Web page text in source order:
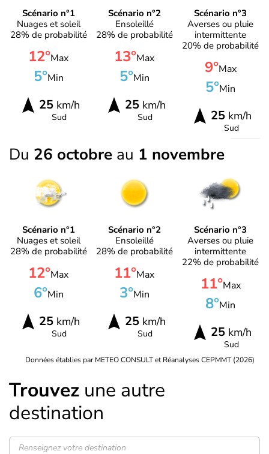
Scénario n°1
Nuages et soleil
28% de probabilité
12°Max
5°Min
25km/h
Sud
Scénario n°2
Ensoleillé
28% de probabilité
13°Max
5°Min
25km/h
Sud
Scénario n°3
Averses ou pluie
intermittente
20% de probabilité
9°Max
5°Min
25 km/h
Sud
Du 26 octobre au 1 novembre
Scénario n°1
Nuages et soleil
28% de probabilité
12°Max
6°Min
25km/h
Sud
Scénario n°2
Ensoleillé
28% de probabilité
11°Max
3°Min
25km/h
Sud
Scénario n°3
Averses ou pluie
intermittente
22% de probabilité
11°Max
8°Min
25 km/h
Sud
Données établies par METEO CONSULT et Réanalyses CEPMMT (2026)
Trouvez une autre
destination